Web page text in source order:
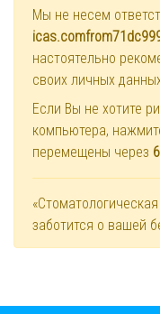
Мы не несем
настоятельно
своих личных
Если Вы не хотите
компьютера,
перемещены через 6
заботится о вашей